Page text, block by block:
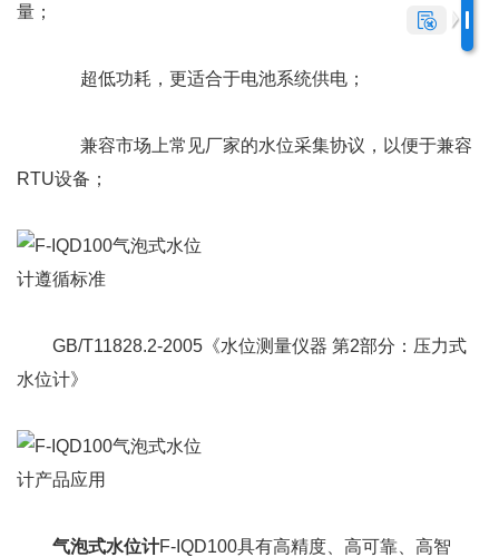
量；
超低功耗，更适合于电池系统供电；
兼容市场上常见厂家的水位采集协议，以便于兼容
RTU设备；
GB/T11828.2-2005《水位测量仪器 第2部分：压力式
水位计》
气泡式水位计F-IQD100具有高精度、高可靠、高智